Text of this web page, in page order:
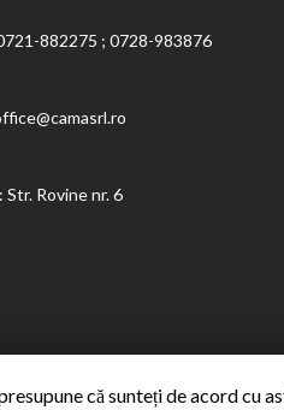
882275 ;0728-983876
Str. Rovine nr. 6
SRL. Toate drepturile rezervate.
că sunteți de acord cu